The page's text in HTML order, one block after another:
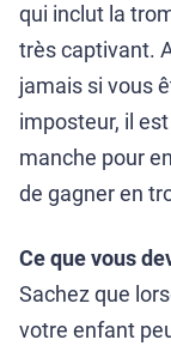
qui inclut la
très captivant.
jamais si vous
imposteur, il
manche pour
de gagner en
Ce que vous
Sachez que
votre enfant